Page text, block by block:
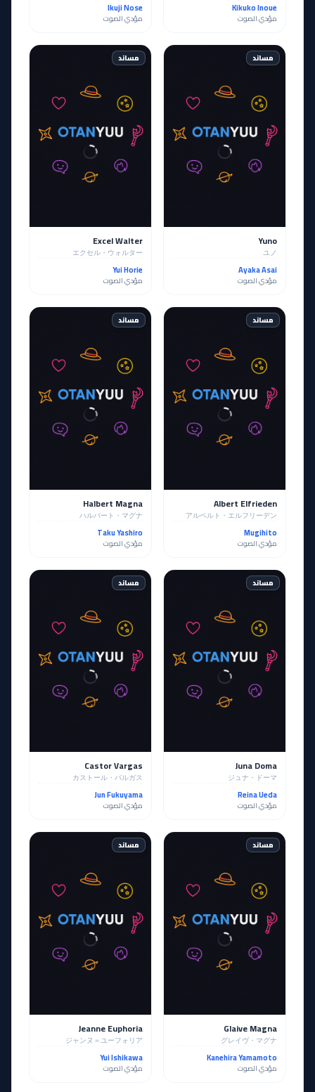
Kikuko Inoue
مؤدي الصوت
Ikuji Nose
مؤدي الصوت
مساند
Yuno
ユノ
Ayaka Asai
مؤدي الصوت
مساند
Excel Walter
エクセル・ウォルター
Yui Horie
مؤدي الصوت
مساند
Albert Elfrieden
アルベルト・エルフリーデン
Mugihito
مؤدي الصوت
مساند
Halbert Magna
ハルバート・マグナ
Taku Yashiro
مؤدي الصوت
مساند
Juna Doma
ジュナ・ドーマ
Reina Ueda
مؤدي الصوت
مساند
Castor Vargas
カストール・バルガス
Jun Fukuyama
مؤدي الصوت
مساند
Glaive Magna
グレイヴ・マグナ
Kanehira Yamamoto
مؤدي الصوت
مساند
Jeanne Euphoria
ジャンヌ＝ユーフォリア
Yui Ishikawa
مؤدي الصوت